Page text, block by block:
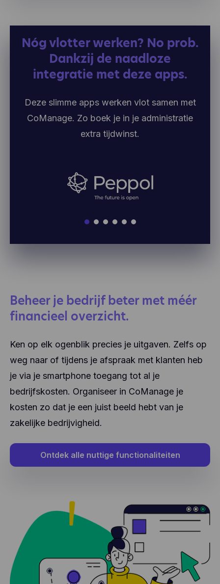
Nóg vlotter werken? No prob.
Dankzij de naadloze
integratie met deze apps.
Deze slimme apps werken vlot samen met
CoManage. Zo boek je in je administratie
extra tijdwinst.
Beheer je bedrijf beter met méér
financieel overzicht.
Ken op elk ogenblik precies je uitgaven. Zelfs op
weg naar of tijdens je afspraak met klanten heb
je via je smartphone toegang tot al je
bedrijfskosten. Organiseer in CoManage je
kosten zo dat je een juist beeld hebt van je
zakelijke bedrijvigheid.
Ontdek alle nuttige functionaliteiten